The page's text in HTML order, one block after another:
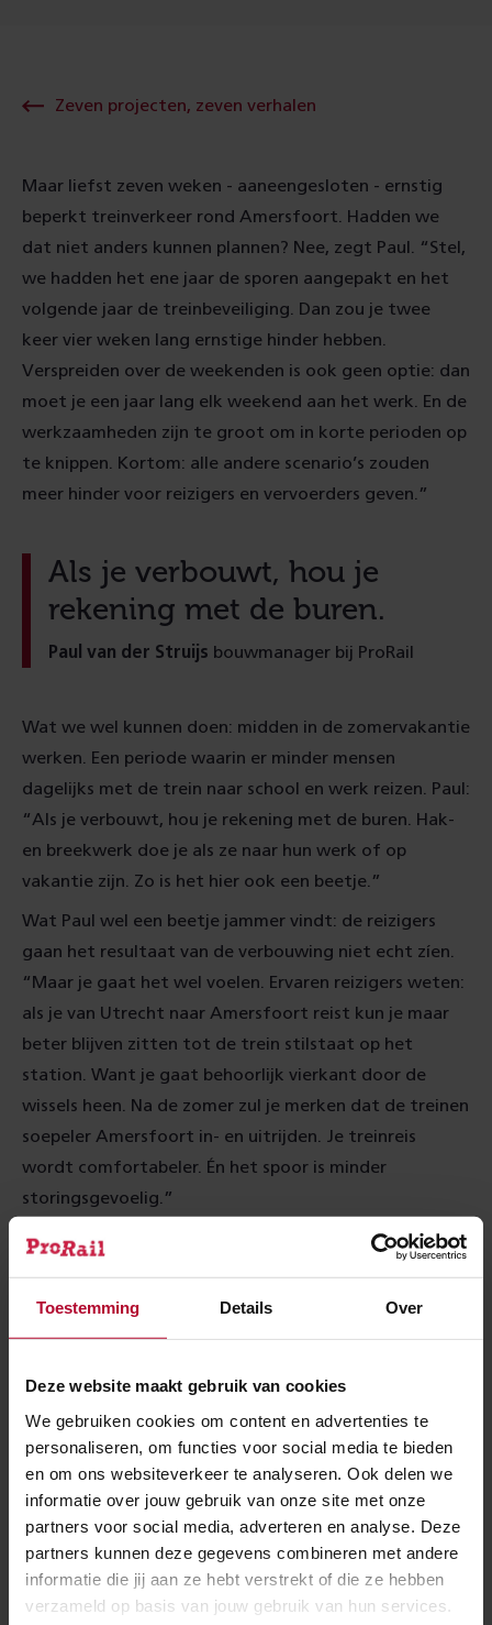
Toestemming Details Over
Deze website maakt gebruik van cookies
We gebruiken cookies om content en advertenties te
personaliseren, om functies voor social media te bieden
en om ons websiteverkeer te analyseren. Ook delen we
informatie over jouw gebruik van onze site met onze
partners voor social media, adverteren en analyse. Deze
partners kunnen deze gegevens combineren met andere
informatie die jij aan ze hebt verstrekt of die ze hebben
verzameld op basis van jouw gebruik van hun services.
Zeven projecten, zeven verhalen
Maar liefst zeven weken - aaneengesloten - ernstig
beperkt treinverkeer rond Amersfoort.
Hadden we
dat niet anders kunnen plannen? Nee, zegt Paul. “Stel ,
we hadden het ene jaar de sporen aangepakt en het
volgende jaar de treinbeveiliging.
Dan zou je twee
keer vier weken
lang ernstige hinder hebben
Verspreiden over de weekenden is ook geen optie: dan
moet je een jaar lang elk weekend aan het werk. En de
werkzaamheden zijn te groot om in korte perioden op
te knippen. Kortom: alle andere scenario’s zouden
meer hinder voor reizigers en vervoerders geven .”
Als je verbouwt, hou je
rekening met de buren.
Paul van der Struijs bouwmanager bij ProRail
Wat we wel kunnen doen: midden in de zomervakantie
werken. Een periode waarin er minder mensen
dagelijks met de trein naar school en werk reizen. Paul:
“Als je verbouwt, hou je rekening met de buren. Hak-
en breekwerk doe je als ze naar hun werk of op
vakantie zijn. Zo is het hier ook een beetje.”
Wat Paul wel een beetje jammer vindt: de reizigers
gaan het resultaat van de verbouwing niet echt zíen.
“Maar je gaat het wel voelen. Ervaren reizigers weten:
als je van Utrecht naar Amersfoort reist kun je maar
beter blijven zitten tot de trein stilstaat op het
station. Want je gaat behoorlijk vierkant door de
wissels heen. Na de zomer zul je merken dat de treinen
soepeler Amersfoort in- en uitrijden. Je treinreis
wordt comfortabeler. Én het spoor is minder
storingsgevoelig.”
Wat?
Wat niet? Aan de westkant van station Amersfoort
vernieuwen we alle wissels en seinen. We leggen
dertien wissels minder terug om het treinverkeer
treinbeveiliging en daarvoor kilometers aan kabels en
leidingen.
Waarom?
De treinbeveiliging, seinen, wissels,kabels en leidingen
zijn aan het einde van hun levensduur. Die laatste